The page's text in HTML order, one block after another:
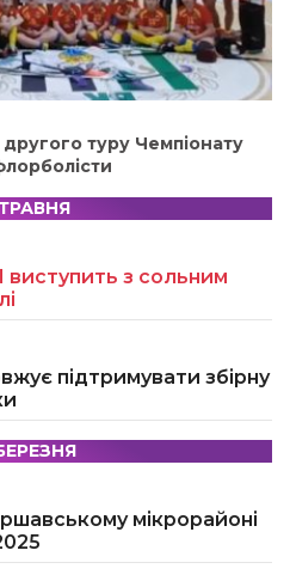
туру Чемпіонату
ТРАВНЯ
виступить з сольним
підтримувати збірну
мікрорайоні